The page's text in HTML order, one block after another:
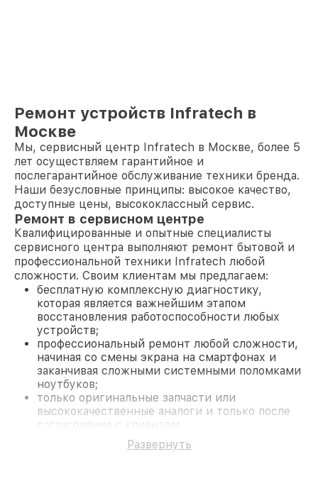
Ремонт устройств Infratech в
Москве
Мы, сервисный центр Infratech в Москве, более 5
лет осуществляем гарантийное и
послегарантийное обслуживание техники бренда.
Наши безусловные принципы: высокое качество,
доступные цены, высококлассный сервис.
Ремонт в сервисном центре
Квалифицированные и опытные специалисты
сервисного центра выполняют ремонт бытовой и
профессиональной техники Infratech любой
сложности. Своим клиентам мы предлагаем:
бесплатную комплексную диагностику,
которая является важнейшим этапом
восстановления работоспособности любых
устройств;
профессиональный ремонт любой сложности,
начиная со смены экрана на смартфонах и
заканчивая сложными системными поломками
ноутбуков;
только оригинальные запчасти или
высококачественные аналоги и только после
согласования с клиентом.
На все работы и замененные комплектующие
предоставляется длительная гарантия. В случае
Развернуть